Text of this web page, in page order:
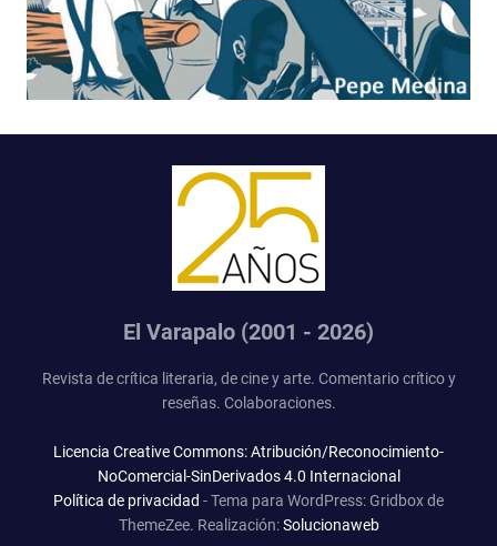
El Varapalo (2001 - 2026)
Revista de crítica literaria, de cine y arte. Comentario crítico y
reseñas. Colaboraciones.
Licencia Creative Commons: Atribución/Reconocimiento-
NoComercial-SinDerivados 4.0 Internacional
Política de privacidad -Tema para WordPress: Gridbox de
ThemeZee. Realización:Solucionaweb